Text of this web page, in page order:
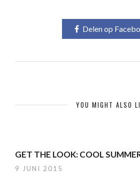
Delen op
YOU MIGHT ALSO
GET THE LOOK: COOL
9 JUNI 2015